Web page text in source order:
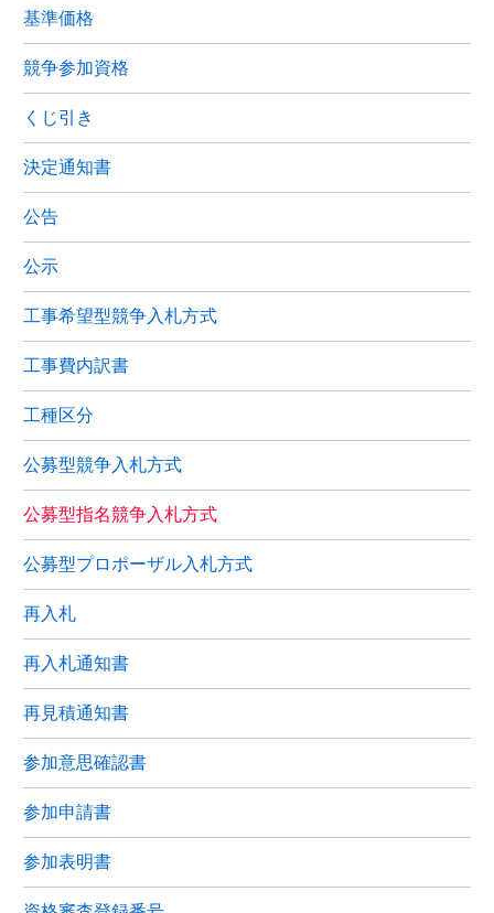
基準価格
競争参加資格
くじ引き
決定通知書
公告
公示
工事希望型競争入札方式
工事費内訳書
工種区分
公募型競争入札方式
公募型指名競争入札方式
公募型プロポーザル入札方式
再入札
再入札通知書
再見積通知書
参加意思確認書
参加申請書
参加表明書